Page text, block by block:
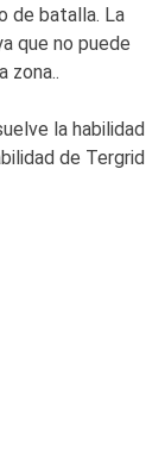
de batalla. La
que no puede
zona..
la habilidad
de Tergrid